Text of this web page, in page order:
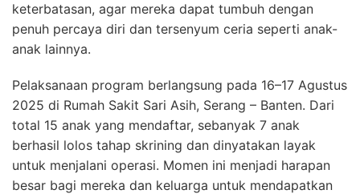
keterbatasan, agar mereka dapat tumbuh dengan
penuh percaya diri dan tersenyum ceria seperti anak-
anak lainnya.
Pelaksanaan program berlangsung pada 16–17 Agustus
2025 di Rumah Sakit Sari Asih, Serang – Banten. Dari
total 15 anak yang mendaftar, sebanyak 7 anak
berhasil lolos tahap skrining dan dinyatakan layak
untuk menjalani operasi. Momen ini menjadi harapan
besar bagi mereka dan keluarga untuk mendapatkan